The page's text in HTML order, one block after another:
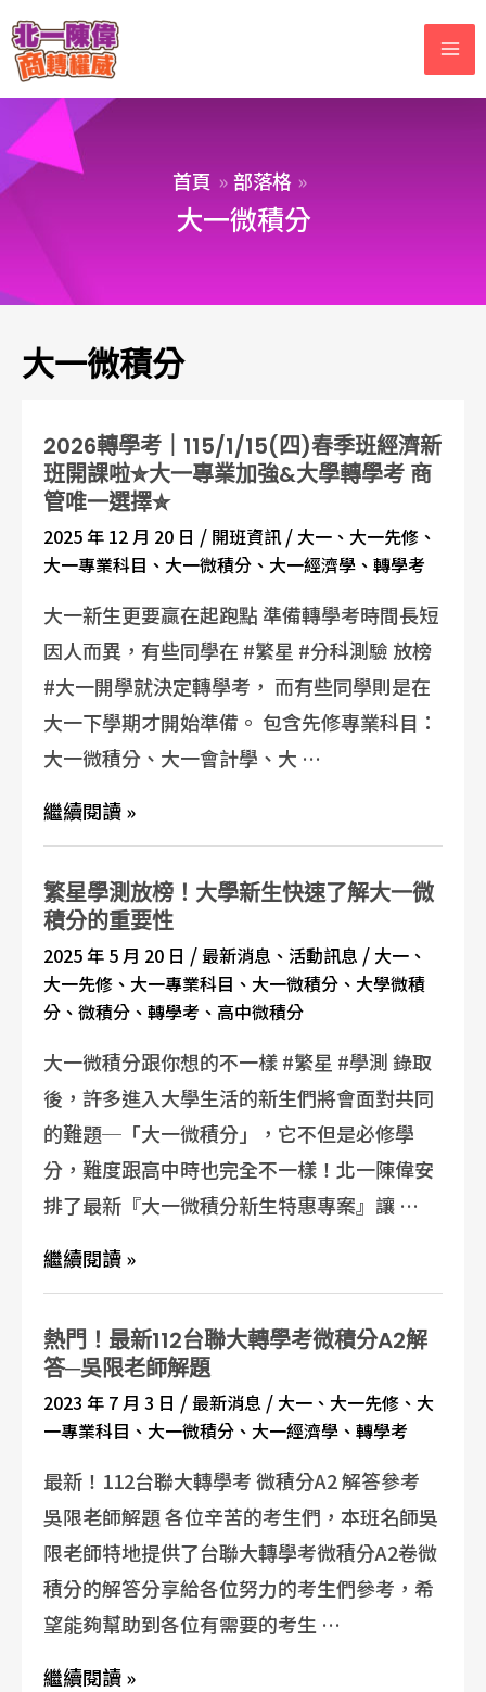
首頁 部落格
大一微積分
大一微積分
2026轉學考｜115/1/15(四)春季班經濟新
班開課啦✮大一專業加強&大學轉學考 商
管唯一選擇✮
2025 年 12 月 20 日 / 開班資訊/ 大一 、 大一先修 、
大一專業科目 、 大一微積分 、 大一經濟學 、轉學考
大一新生更要贏在起跑點 準備轉學考時間長短
因人而異，有些同學在 #繁星 #分科測驗 放榜
#大一開學就決定轉學考， 而有些同學則是在
大一下學期才開始準備。 包含先修專業科目：
大一微積分、大一會計學、大 …
繼續閱讀 »
繁星學測放榜！大學新生快速了解大一微
積分的重要性
2025 年 5 月 20 日 /最新消息 、 活動訊息 / 大一 、
大一先修 、 大一專業科目 、 大一微積分 、 大學微積
分 、微積分 、轉學考 、高中微積分
大一微積分跟你想的不一樣 #繁星 #學測 錄取
後，許多進入大學生活的新生們將會面對共同
的難題─「大一微積分」，它不但是必修學
分，難度跟高中時也完全不一樣！北一陳偉安
排了最新『大一微積分新生特惠專案』讓 …
繼續閱讀 »
熱門！最新112台聯大轉學考微積分A2解
答─吳限老師解題
2023 年 7 月 3 日 /最新消息 / 大一 、 大一先修 、 大
一專業科目 、 大一微積分 、 大一經濟學 、轉學考
最新！112台聯大轉學考 微積分A2 解答參考
吳限老師解題 各位辛苦的考生們，本班名師吳
限老師特地提供了台聯大轉學考微積分A2卷微
積分的解答分享給各位努力的考生們參考，希
望能夠幫助到各位有需要的考生 …
繼續閱讀 »